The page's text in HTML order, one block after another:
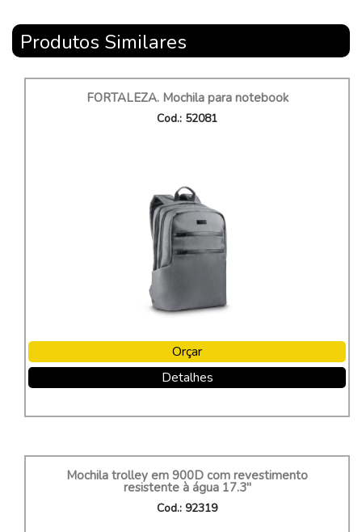
Produtos Similares
FORTALEZA. Mochila para notebook
Cod.: 52081
Orçar
Detalhes
Mochila trolley em 900D com revestimento
resistente à água 17.3"
Cod.: 92319